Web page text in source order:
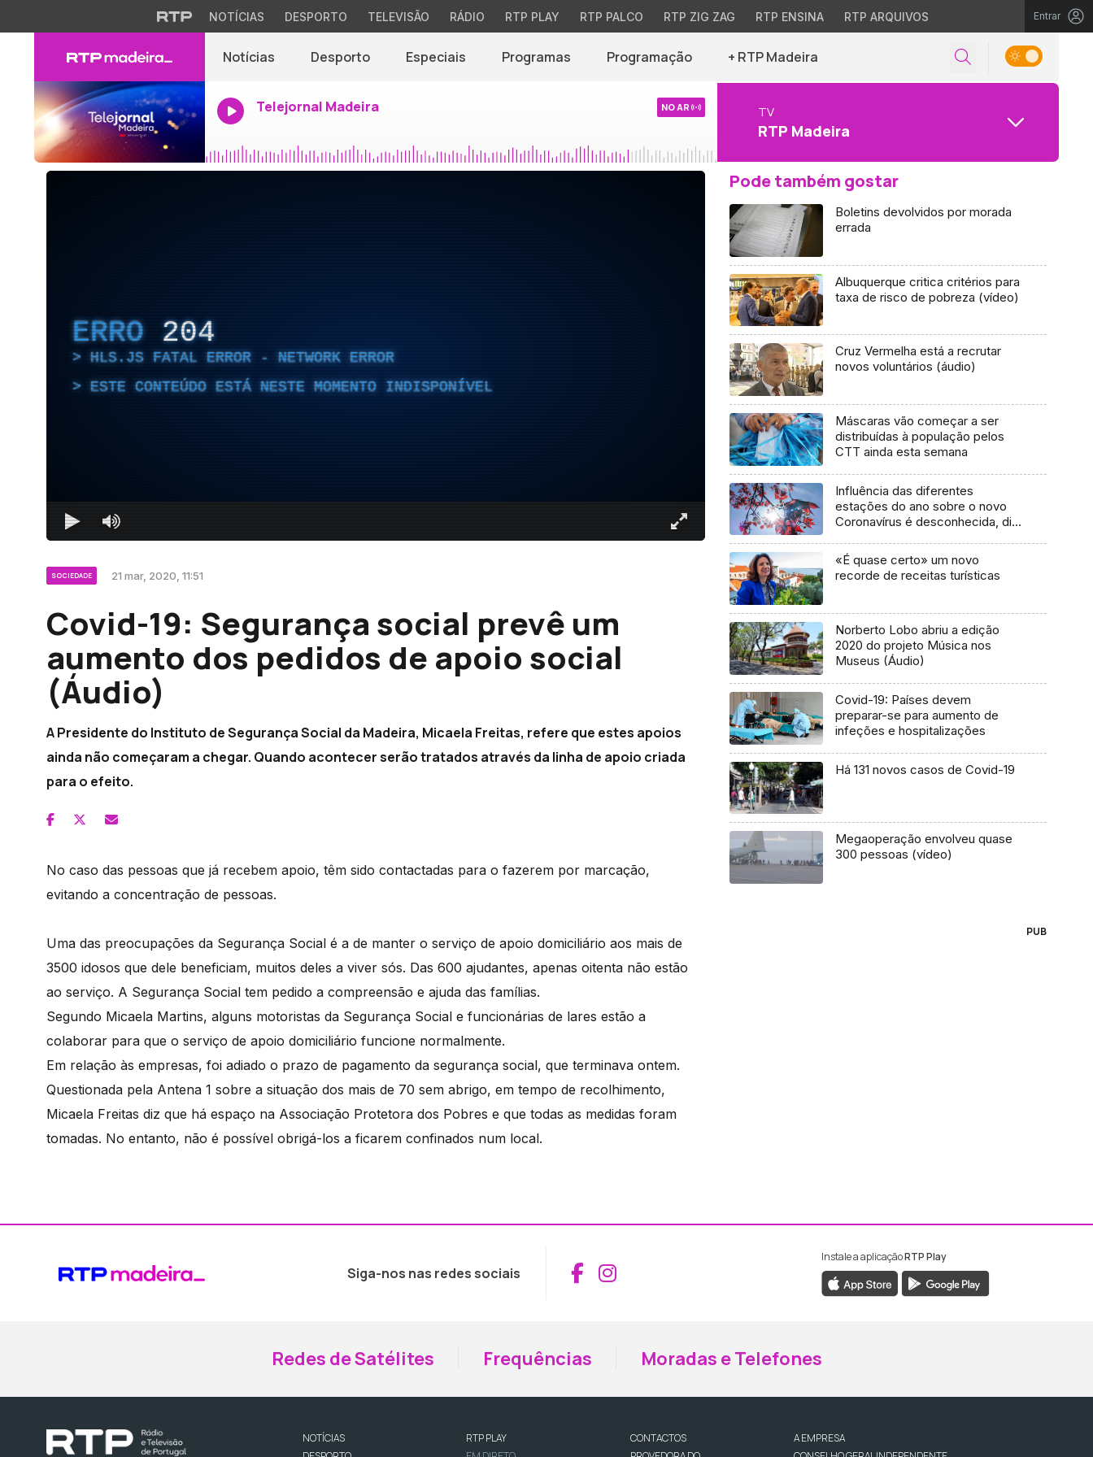
NOTÍCIAS DESPORTO TELEVISÃO RÁDIO RTP PLAY RTP PALCO RTP ZIG ZAG RTP ENSINA RTP ARQUIVOS Entrar
Notícias Desporto Especiais Programas Programação + RTP Madeira
Telejornal Madeira NO AR TV
RTP Madeira
ERRO 204
HLS.JS FATAL ERROR - NETWORK ERROR
ESTE CONTEÚDO ESTÁ NESTE MOMENTO INDISPONÍVEL
SOCIEDADE 21 mar, 2020, 11:51
Covid-19: Segurança social prevê um
aumento dos pedidos de apoio social
(Áudio)
A Presidente do Instituto de Segurança Social da Madeira, Micaela Freitas, refere que estes apoios
ainda não começaram a chegar. Quando acontecer serão tratados através da linha de apoio criada
para o efeito.
No caso das pessoas que já recebem apoio, têm sido contactadas para o fazerem por marcação,
evitando a concentração de pessoas.
Uma das preocupações da Segurança Social é a de manter o serviço de apoio domiciliário aos mais de
3500 idosos que dele beneficiam, muitos deles a viver sós. Das 600 ajudantes, apenas oitenta não estão
ao serviço. A Segurança Social tem pedido a compreensão e ajuda das famílias.
Segundo Micaela Martins, alguns motoristas da Segurança Social e funcionárias de lares estão a
colaborar para que o serviço de apoio domiciliário funcione normalmente.
Em relação às empresas, foi adiado o prazo de pagamento da segurança social, que terminava ontem.
Questionada pela Antena 1 sobre a situação dos mais de 70 sem abrigo, em tempo de recolhimento,
Micaela Freitas diz que há espaço na Associação Protetora dos Pobres e que todas as medidas foram
tomadas. No entanto, não é possível obrigá-los a ficarem confinados num local.
Pode também gostar
Boletins devolvidos por morada
errada
Albuquerque critica critérios para
taxa de risco de pobreza (vídeo)
Cruz Vermelha está a recrutar
novos voluntários (áudio)
Máscaras vão começar a ser
distribuídas à população pelos
CTT ainda esta semana
Influência das diferentes
estações do ano sobre o novo
Coronavírus é desconhecida, diz
«É quase certo» um novo
recorde de receitas turísticas
Norberto Lobo abriu a edição
2020 do projeto Música nos
Museus (Áudio)
Covid-19: Países devem
preparar-se para aumento de
infeções e hospitalizações
Há 131 novos casos de Covid-19
Megaoperação envolveu quase
300 pessoas (vídeo)
PUB
Siga-nos nas redes sociais Aceder ao Facebook da RTP Madeira
Aceder ao Instagram da RTP Madeira
Instale a aplicaçãoRTP Play
Redes de Satélites Frequências Moradas e Telefones
NOTÍCIAS
RTP PLAY
CONTACTOS
A EMPRESA